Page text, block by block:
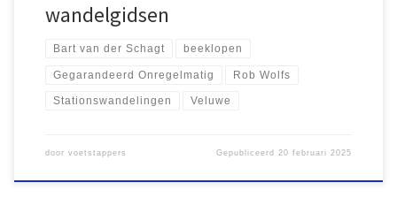
wandelgidsen
Bart van der Schagt beeklopen
Gegarandeerd Onregelmatig Rob Wolfs
Stationswandelingen Veluwe
door voetstappers Gepubliceerd 20 februari 2025